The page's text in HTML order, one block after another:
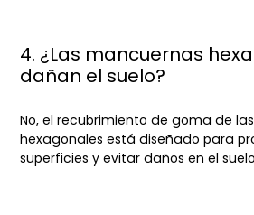
4. ¿Las mancuernas
dañan el suelo?
No, el recubrimiento de goma de
hexagonales está diseñado para
superficies y evitar daños en el